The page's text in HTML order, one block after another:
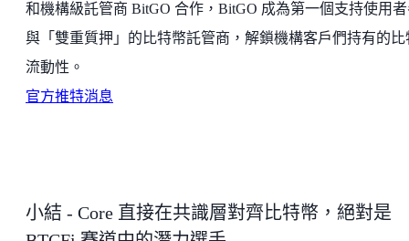
和機構級託管商 BitGO 合作，BitGO 成為第一個支持使用
與「雙重質押」的比特幣託管商，解鎖機構客戶們持有的比
流動性。
官方推特消息
小結 - Core 直接在共識層對齊比特幣，絕對是